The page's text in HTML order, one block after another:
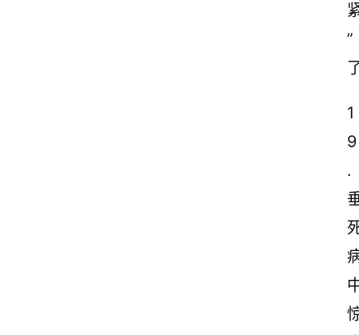
”
1
9
.